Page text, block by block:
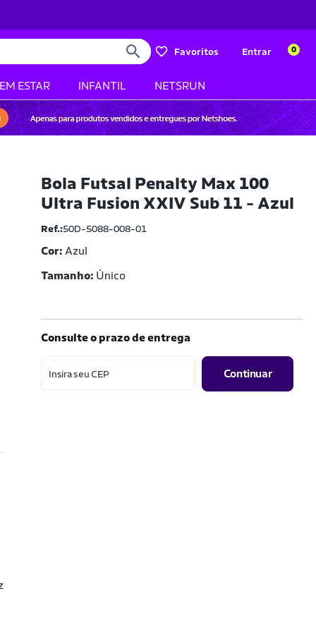
Favoritos Entrar 0
ESTAR INFANTIL NETSRUN
Bola Futsal Penalty Max 100
Ultra Fusion XXIV Sub 11 - Azul
Ref.:50D-5088-008-01
Cor:Azul
Tamanho Único
Consulte o prazo de entrega
Insira seu CEP Continuar